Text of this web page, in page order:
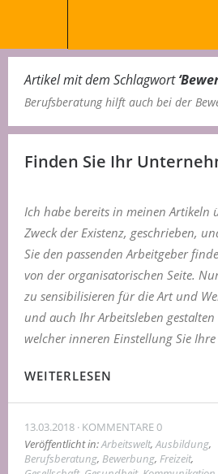
Artikel mit dem Schlagwort‘
Berufsberatung hilft auch bei der
Finden Sie Ihr
Ich habe bereits in meinen Artikeln
Zweck der Existenz, geschrieben,
Sie den passenden Arbeitgeber
von der organisatorischen Seite.
zu sensibilisieren für die Art und
und auch Ihr Arbeitsleben
welcher inneren Einstellung Sie Ihre
WEITERLESEN
13.03.2018 KOMMENTARE 0
Veröffentlicht in:Arbeitswelt,Ausbildung,
Berufsberatung, Bewerbung, Freizeit,